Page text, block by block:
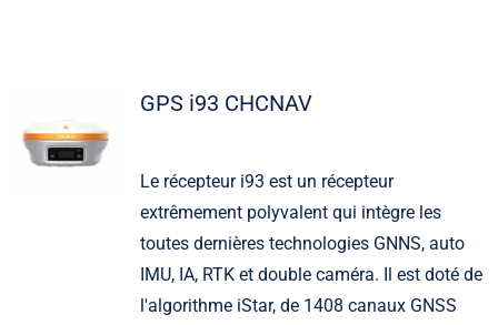
GPS i93 CHCNAV
Le récepteur i93 est un récepteur
extrêmement polyvalent qui intègre les
toutes dernières technologies GNNS, auto
IMU, IA, RTK et double caméra. Il est doté de
l'algorithme iStar, de 1408 canaux GNSS